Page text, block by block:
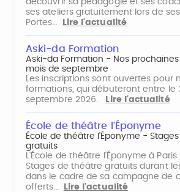
découvrir sa pédagogie et ses
ses ateliers gratuitement lors de
Portes…
Lire l'actualité
Aski-da Formation
Aski-da Formation - Nos
mois de septembre
Les inscriptions sont ouvertes pour
formations, qui débuteront entre le
septembre 2026.
Lire l'actualité
École de théâtre l'Éponyme
École de théâtre l'Éponyme -
gratuits
L'École de théâtre l'Éponyme à
Stages de théâtre gratuits durant
dans le cadre de sa campagne de
offerts…
Lire l'actualité